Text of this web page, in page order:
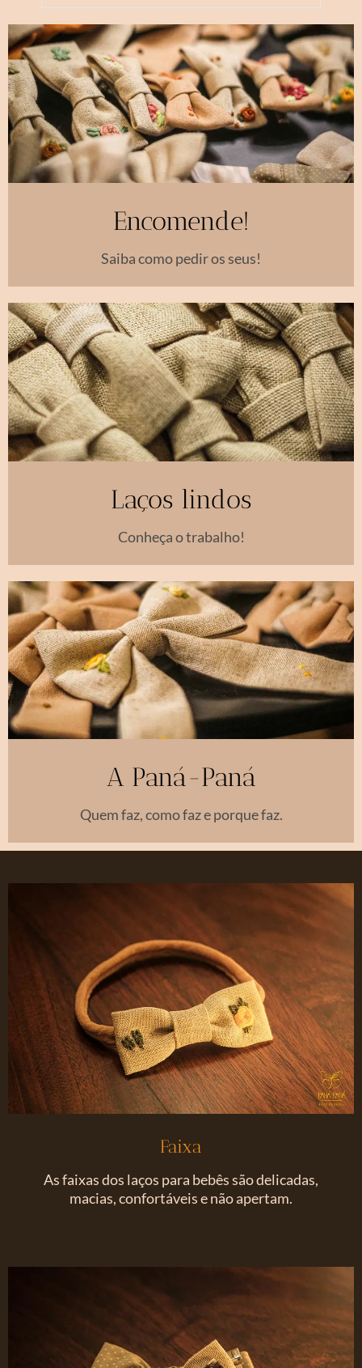
Encomende!
Saiba como pedir os seus!
Laços lindos
Conheça o trabalho!
A Paná-Paná
Quem faz, como faz e porque faz.
Faixa
As faixas dos laços para bebês são delicadas,
macias, confortáveis e não apertam.